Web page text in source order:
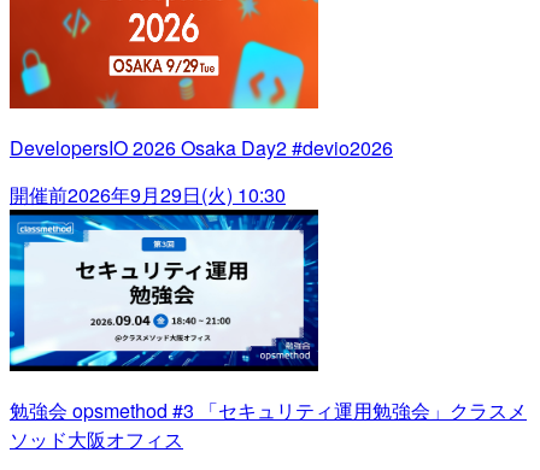
DevelopersIO 2026 Osaka Day2 #devio2026
開催前2026年9月29日(火) 10:30
勉強会 opsmethod #3 「セキュリティ運用勉強会」クラスメ
ソッド大阪オフィス